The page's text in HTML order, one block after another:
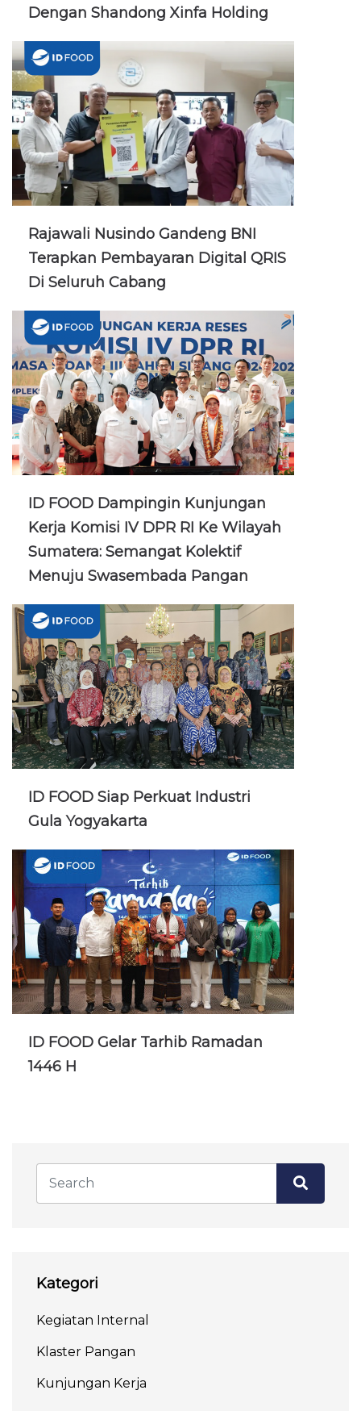
Dengan Shandong Xinfa Holding
Rajawali Nusindo Gandeng BNI
Terapkan Pembayaran Digital QRIS
Di Seluruh Cabang
ID FOOD Dampingin Kunjungan
Kerja Komisi IV DPR RI Ke Wilayah
Sumatera: Semangat Kolektif
Menuju Swasembada Pangan
ID FOOD Siap Perkuat Industri
Gula Yogyakarta
ID FOOD Gelar Tarhib Ramadan
1446 H
Kategori
Kegiatan Internal
Klaster Pangan
Kunjungan Kerja